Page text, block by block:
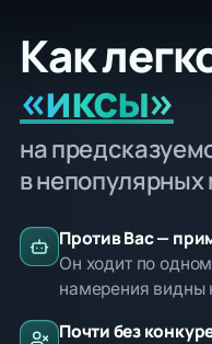
Как
«иксы»
на
в непопулярных
Против Вас —
Он ходит по
намерения видны
Почти без